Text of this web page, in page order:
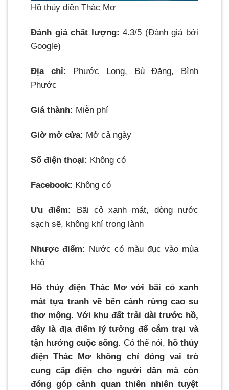
Hồ thủy điện Thác Mơ
Đánh giá chất lượng: 4.3/5 (Đánh giá bởi
Google)
Địa chỉ: Phước Long, Bù Đăng, Bình
Phước
Giá thành: Miễn phí
Giờ mở cửa: Mở cả ngày
Số điện thoại: Không có
Facebook: Không có
Ưu điểm:
Bãi cỏ xanh mát, dòng nước
sạch sẽ, không khí trong lành
Nhược điểm: Nước có màu đục vào mùa
khô
Hồ thủy điện Thác Mơ với bãi cỏ xanh
mát tựa tranh vẽ bên cánh rừng cao su
thơ mộng. Với khu đất trải dài trước hồ,
đây là địa điểm lý tưởng để cắm trại và
tận hưởng cuộc sống. Có thể nói, hồ thủy
điện Thác Mơ không chỉ đóng vai trò
cung cấp điện cho người dân mà còn
đóng góp cảnh quan thiên nhiên tuyệt